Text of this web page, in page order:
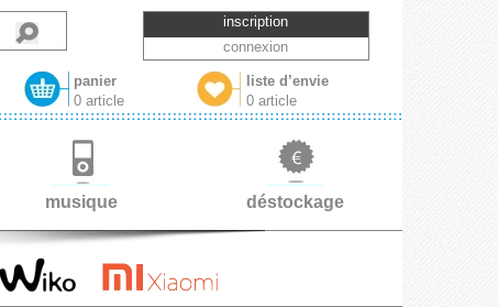
inscription
connexion
panier
0 article
liste d’envie
0 article
musique déstockage